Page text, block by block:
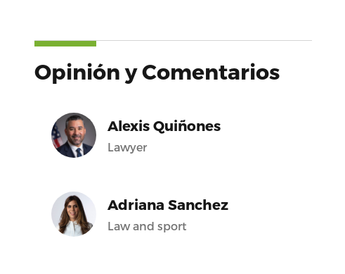
Opinión y Comentarios
Alexis Quiñones
Lawyer
Adriana Sanchez
Law and sport